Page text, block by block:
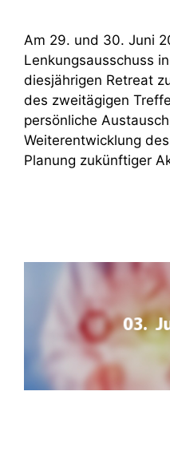
Am 29. und 30. Juni
Lenkungsausschuss
diesjährigen Retreat
des zweitägigen
persönliche
Weiterentwicklung
Planung zukünftiger